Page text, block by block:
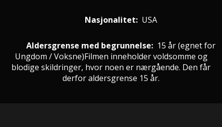
Nasjonalitet: USA
Aldersgrense med begrunnelse: 15 år(egnet for
Ungdom / Voksne)Filmen inneholder voldsomme og
blodige skildringer, hvor noen er nærgående. Den får
derfor aldersgrense 15 år.